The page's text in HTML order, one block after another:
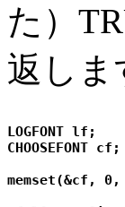
た）
返しま
LOGFONT lf;
CHOOSEFONT cf;
memset(&cf, 0,